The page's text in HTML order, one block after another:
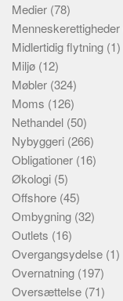
Medier (78)
Menneskerettigheder
Midlertidig flytning (1)
Miljø (12)
Møbler (324)
Moms (126)
Nethandel (50)
Nybyggeri (266)
Obligationer (16)
Økologi (5)
Offshore (45)
Ombygning (32)
Outlets (16)
Overgangsydelse (1)
Overnatning (197)
Oversættelse (71)